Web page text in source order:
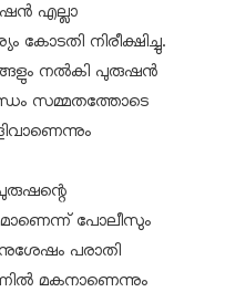
എല്ലാ
നിരീക്ഷിച്ചു.
നല്‍കി പുരുഷന്‍
സമ്മതത്തോടെ
പോലീസും
പരാതി
മകനാണെന്നും